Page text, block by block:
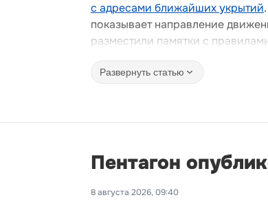
с адресами ближайших укрытий
показывает направление
разместили памятки с
Развернуть статью
Пентагон
8 августа 2026, 09:40